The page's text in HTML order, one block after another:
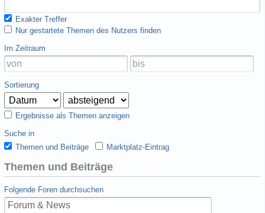
Exakter Treffer
Nur gestartete Themen des Nutzers finden
Im Zeitraum
Sortierung
Ergebnisse als Themen anzeigen
Suche in
Themen und Beiträge
Marktplatz-Eintrag
Themen und Beiträge
Folgende Foren durchsuchen